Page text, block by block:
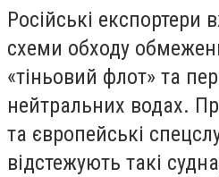
Російські експортери
схеми обходу
«тіньовий флот» та
нейтральних водах.
та європейські
відстежують такі